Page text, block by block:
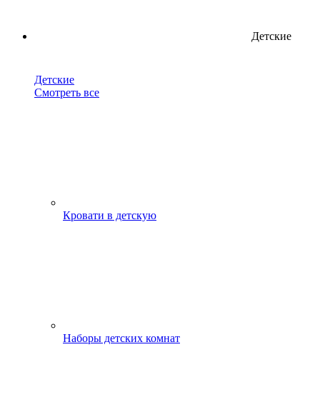
Детские
Детские
Смотреть все
Кровати в детскую
Наборы детских комнат